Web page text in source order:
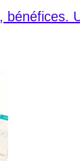
bénéfices.